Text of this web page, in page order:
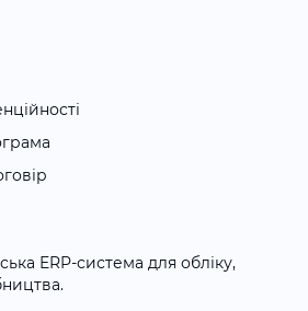
ERP-система для обліку,